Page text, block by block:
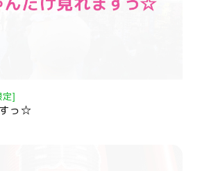
定]
っ☆